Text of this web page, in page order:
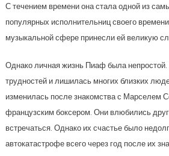
С течением времени она стала одной из
популярных исполнительниц своего
музыкальной сфере принесли ей великую
Однако личная жизнь Пиаф была
трудностей и лишилась многих близких
изменилась после знакомства с Марселем
французским боксером. Они влюбились
встречаться. Однако их счастье было
автокатастрофе всего через год после их